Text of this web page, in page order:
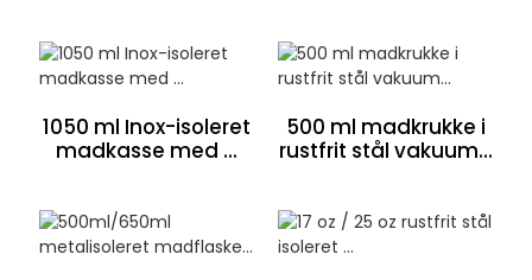
1050 ml Inox-isoleret
madkasse med ...
500 ml madkrukke i
rustfrit stål vakuum...